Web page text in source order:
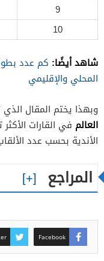
9
10
شاهد أيضًا: كم عدد
المحلي والإقليمي
وبهذا يختم المقال
العالم في القارات
الأندية بحسب عدد
المراجع
Facebook